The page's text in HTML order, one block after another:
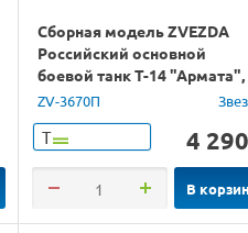
Сборная модель ZVEZDA
Российский основной
боевой танк Т-14 "Армата",
подарочный набор, 1/35
ZV-3670П
Т 4 290
В